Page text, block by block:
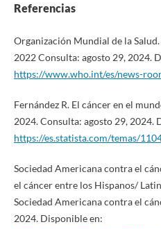
Referencias
Organización Mundial de la
2022 Consulta: agosto 29, 2024.
https://www.who.int/es/news-
Fernández R. El cáncer en el
2024. Consulta: agosto 29, 2024.
https://es.statista.com/temas/
Sociedad Americana contra el
el cáncer entre los Hispanos/
Sociedad Americana contra el
2024. Disponible en: